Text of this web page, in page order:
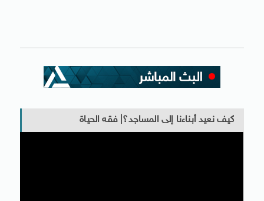
كيف نعيد أبناءنا إلى المساجد؟| فقه الحياة